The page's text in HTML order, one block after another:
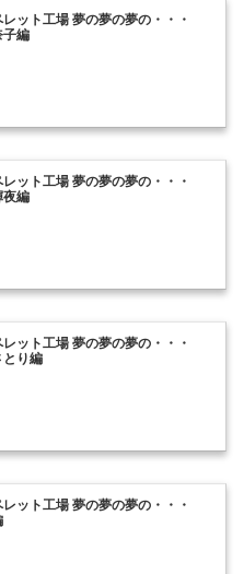
レット工場 夢の夢の夢の・・・
編
レット工場 夢の夢の夢の・・・
編
レット工場 夢の夢の夢の・・・
り編
レット工場 夢の夢の夢の・・・